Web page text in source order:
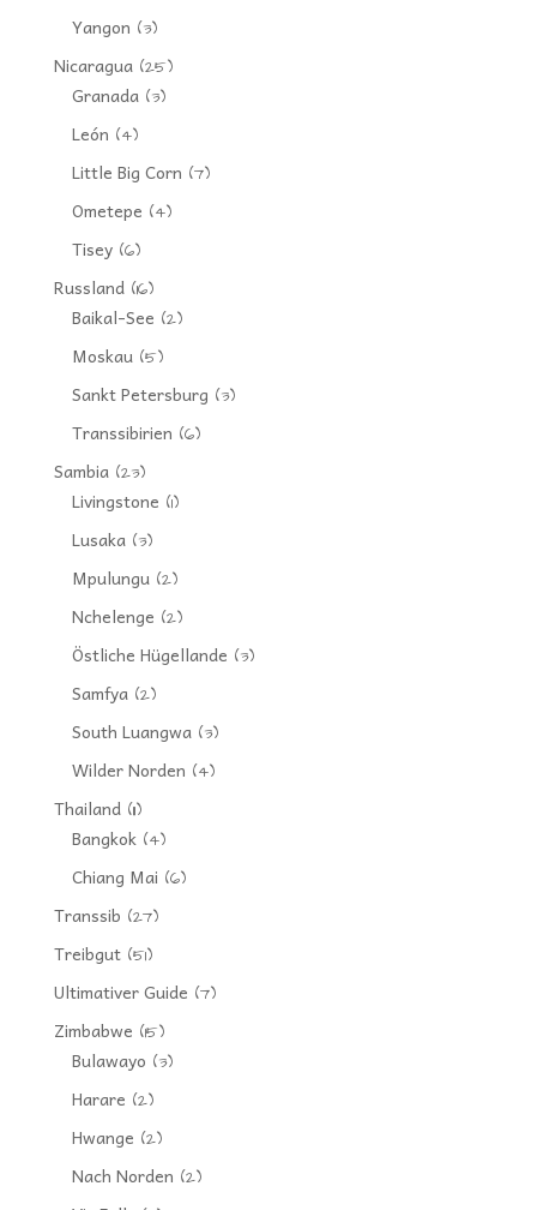
Yangon (3)
Nicaragua(25)
Granada(3)
León (4)
Little Big Corn (7)
Ometepe (4)
Tisey(6)
Russland(16)
Baikal-See (2)
Moskau(5)
Sankt Petersburg (3)
Transsibirien (6)
Sambia(23)
Livingstone (1)
Lusaka(3)
Mpulungu(2)
Nchelenge (2)
Östliche Hügellande (3)
Samfya(2)
South Luangwa(3)
Wilder Norden (4)
Thailand(11)
Bangkok(4)
Chiang Mai (6)
Transsib (27)
Treibgut(51)
Ultimativer Guide (7)
Zimbabwe (15)
Bulawayo (3)
Harare (2)
Hwange (2)
Nach Norden (2)